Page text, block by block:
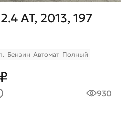
AT, 2013, 197
Бензин Автомат Полный
930